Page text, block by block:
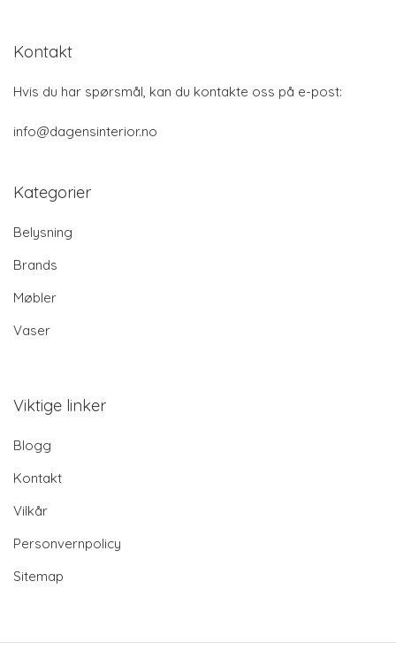
Kontakt
Hvis du har spørsmål, kan du kontakte oss på e-post:
info@dagensinterior.no
Kategorier
Belysning
Brands
Møbler
Vaser
Viktige linker
Blogg
Kontakt
Vilkår
Personvernpolicy
Sitemap